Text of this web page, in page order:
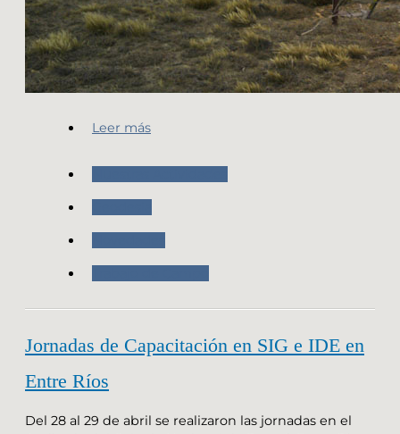
Leer más
Jornadas de Capacitación en SIG e IDE en
Entre Ríos
Del 28 al 29 de abril se realizaron las jornadas en el